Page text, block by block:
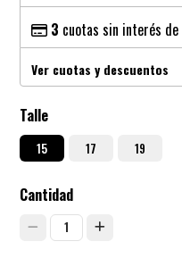
3 cuotas sin interés de
Ver cuotas y descuentos
Talle
15 17 19
Cantidad
1